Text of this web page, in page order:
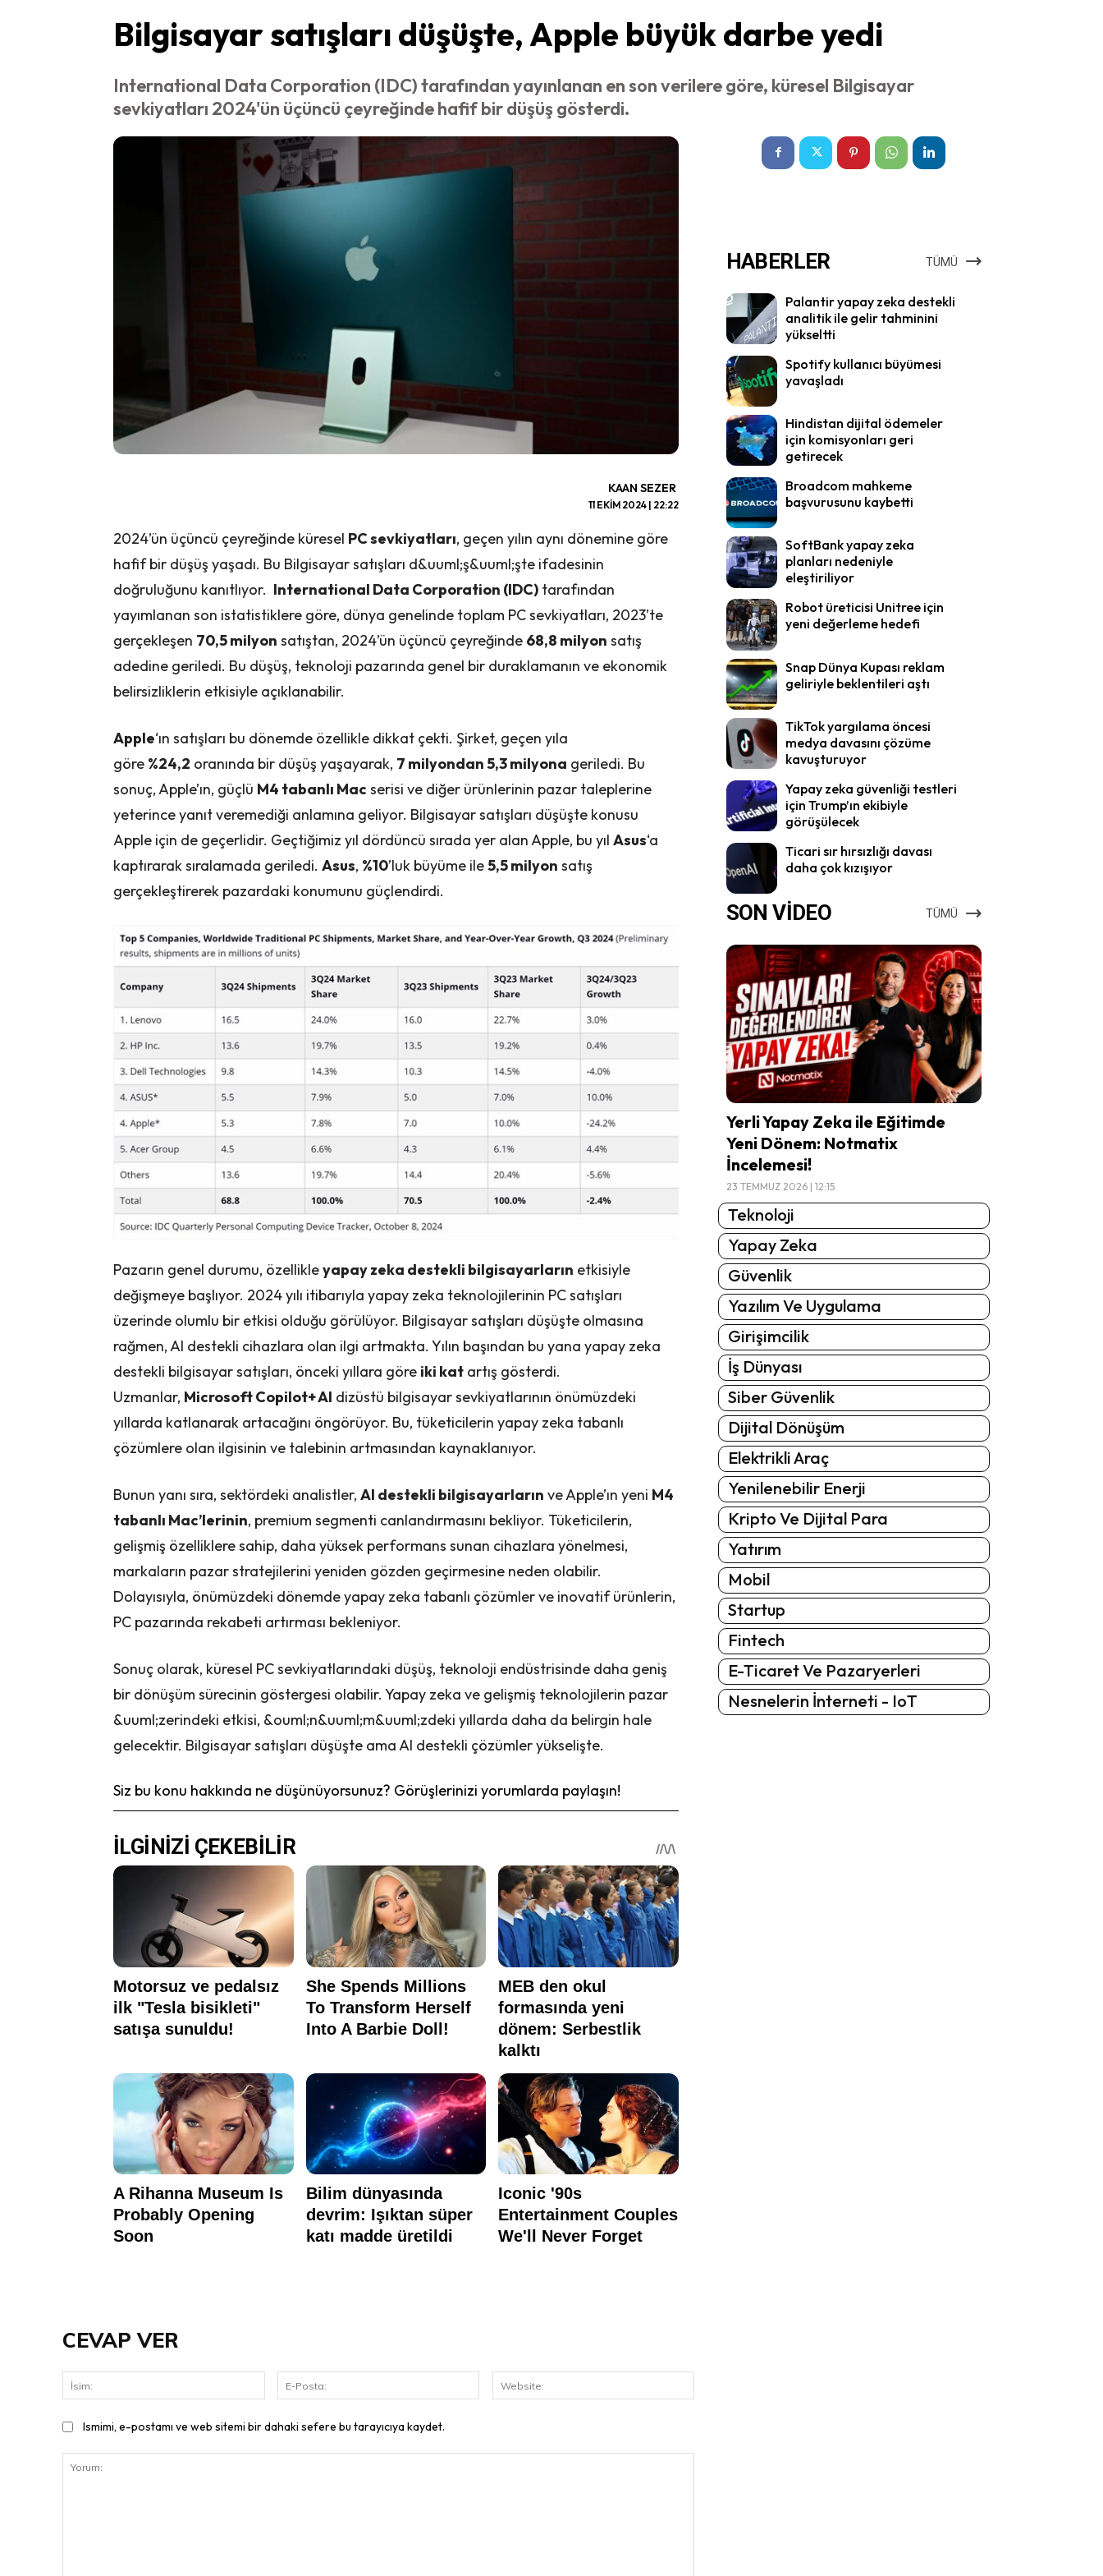
Bilgisayar satışları düşüşte, Apple büyük darbe yedi
International Data Corporation (IDC) tarafından yayınlanan en son verilere göre, küresel Bilgisayar
sevkiyatları 2024'ün üçüncü çeyreğinde hafif bir düşüş gösterdi.
KAAN SEZER
11 EKIM 2024 | 22:22
2024’ün üçüncü çeyreğinde küresel PC sevkiyatları, geçen yılın aynı dönemine göre
hafif bir düşüş yaşadı. Bu Bilgisayar satışları d&uuml;ş&uuml;şte ifadesinin
doğruluğunu kanıtlıyor. International Data Corporation (IDC) tarafından
yayımlanan son istatistiklere göre, dünya genelinde toplam PC sevkiyatları, 2023’te
gerçekleşen 70,5 milyon satıştan, 2024’ün üçüncü çeyreğinde 68,8 milyon satış
adedine geriledi. Bu düşüş, teknoloji pazarında genel bir duraklamanın ve ekonomik
belirsizliklerin etkisiyle açıklanabilir.
Apple‘ın satışları bu dönemde özellikle dikkat çekti. Şirket, geçen yıla
göre %24,2 oranında bir düşüş yaşayarak, 7 milyondan 5,3 milyona geriledi. Bu
sonuç, Apple’ın, güçlü M4 tabanlı Mac serisi ve diğer ürünlerinin pazar taleplerine
yeterince yanıt veremediği anlamına geliyor. Bilgisayar satışları düşüşte konusu
Apple için de geçerlidir. Geçtiğimiz yıl dördüncü sırada yer alan Apple, bu yıl Asus‘a
kaptırarak sıralamada geriledi. Asus, %10’luk büyüme ile5,5 milyon satış
gerçekleştirerek pazardaki konumunu güçlendirdi.
Pazarın genel durumu, özellikleyapay zeka destekli bilgisayarların etkisiyle
değişmeye başlıyor. 2024 yılı itibarıyla yapay zeka teknolojilerinin PC satışları
üzerinde olumlu bir etkisi olduğu görülüyor. Bilgisayar satışları düşüşte olmasına
rağmen, AI destekli cihazlara olan ilgi artmakta. Yılın başından bu yana yapay zeka
destekli bilgisayar satışları, önceki yıllara göre iki kat artış gösterdi.
Uzmanlar, Microsoft Copilot+ AI dizüstü bilgisayar sevkiyatlarının önümüzdeki
yıllarda katlanarak artacağını öngörüyor. Bu, tüketicilerin yapay zeka tabanlı
çözümlere olan ilgisinin ve talebinin artmasından kaynaklanıyor.
Bunun yanı sıra, sektördeki analistler, AI destekli bilgisayarların ve Apple’ın yeni M4
tabanlı Mac’lerinin, premium segmenti canlandırmasını bekliyor. Tüketicilerin,
gelişmiş özelliklere sahip, daha yüksek performans sunan cihazlara yönelmesi,
markaların pazar stratejilerini yeniden gözden geçirmesine neden olabilir.
Dolayısıyla, önümüzdeki dönemde yapay zeka tabanlı çözümler ve inovatif ürünlerin,
PC pazarında rekabeti artırması bekleniyor.
Sonuç olarak, küresel PC sevkiyatlarındaki düşüş, teknoloji endüstrisinde daha geniş
bir dönüşüm sürecinin göstergesi olabilir. Yapay zeka ve gelişmiş teknolojilerin pazar
&uuml;zerindeki etkisi, &ouml;n&uuml;m&uuml;zdeki yıllarda daha da belirgin hale
gelecektir. Bilgisayar satışları düşüşte ama AI destekli çözümler yükselişte.
Siz bu konu hakkında ne düşünüyorsunuz? Görüşlerinizi yorumlarda paylaşın!
HABERLER TÜMÜ
Palantir yapay zeka destekli
analitik ile gelir tahminini
yükseltti
Spotify kullanıcı büyümesi
yavaşladı
Hindistan dijital ödemeler
için komisyonları geri
getirecek
Broadcom mahkeme
başvurusunu kaybetti
SoftBank yapay zeka
planları nedeniyle
eleştiriliyor
Robot üreticisi Unitree için
yeni değerleme hedefi
Snap Dünya Kupası reklam
geliriyle beklentileri aştı
TikTok yargılama öncesi
medya davasını çözüme
kavuşturuyor
Yapay zeka güvenliği testleri
için Trump’ın ekibiyle
görüşülecek
Ticari sır hırsızlığı davası
daha çok kızışıyor
SON VİDEO TÜMÜ
Yerli Yapay Zeka ile Eğitimde
Yeni Dönem: Notmatix
İncelemesi!
23 TEMMUZ 2026 | 12:15
Teknoloji
Yapay Zeka
Güvenlik
Yazılım Ve Uygulama
Girişimcilik
İş Dünyası
Siber Güvenlik
Dijital Dönüşüm
Elektrikli Araç
Yenilenebilir Enerji
Kripto Ve Dijital Para
Yatırım
Mobil
Startup
Fintech
E-Ticaret Ve Pazaryerleri
Nesnelerin İnterneti - IoT
CEVAP VER
Posta:
Ismimi, e-postamı ve web sitemi bir dahaki sefere bu tarayıcıya kaydet.